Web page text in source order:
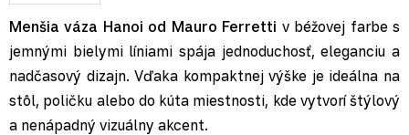
Menšia váza Hanoi od Mauro Ferretti v béžovej farbe s
jemnými bielymi líniami spája jednoduchosť, eleganciu a
nadčasový dizajn. Vďaka kompaktnej výške je ideálna na
stôl, poličku alebo do kúta miestnosti, kde vytvorí štýlový
a nenápadný vizuálny akcent.